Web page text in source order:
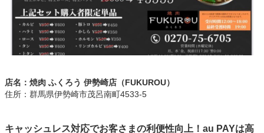
店名：焼肉 ふくろう 伊勢崎店（FUKUROU）
住所：群馬県伊勢崎市茂呂南町4533-5
キャッシュレス対応でお客さまの利便性向上！au PAYは高